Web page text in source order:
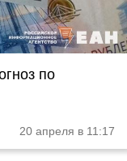
по
20 апреля в 11:17